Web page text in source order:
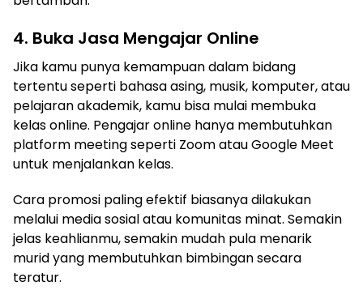
4. Buka Jasa Mengajar Online
Jika kamu punya kemampuan dalam bidang
tertentu seperti bahasa asing, musik, komputer, atau
pelajaran akademik, kamu bisa mulai membuka
kelas online. Pengajar online hanya membutuhkan
platform meeting seperti Zoom atau Google Meet
untuk menjalankan kelas.
Cara promosi paling efektif biasanya dilakukan
melalui media sosial atau komunitas minat. Semakin
jelas keahlianmu, semakin mudah pula menarik
murid yang membutuhkan bimbingan secara
teratur.